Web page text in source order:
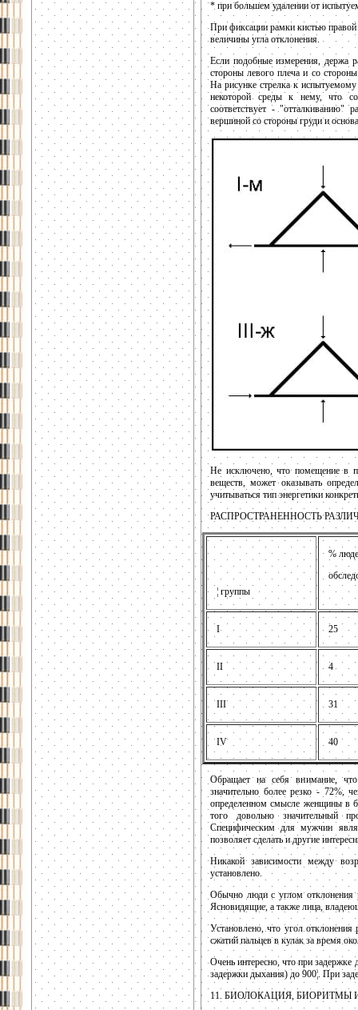
* при большем удалении от
При фиксации рамки кистью
величины угла отклонения.
Если подобные измерения, держа
стороны левого плеча и со
На рисунке стрелка к
некоторой среды к нему, что
соответствует - "отталкиванию"
вершиной со стороны груди и
Не исключено, что помещение в
веществ, может оказывать
учитываться тип энергетики
РАСПРОСТРАНЕННОСТЬ
¦ группы
%
I 25
II 4
III 31
IV 40
Обращает на себя внимание,
значительно более резко - 72%,
определенном смысле женщины в
того довольно значительный
Специфическим для мужчин
позволяет сделать и другие
Никакой зависимости между
установлено.
Обычно люди с углом отклонения
Ясновидящие, а также лица,
Установлено, что угол
сжатий пальцев в кулак за время
Очень интересно, что при задержке
задержки дыхания) до 900¦. При
11. БИОЛОКАЦИЯ, БИОРИТМЫ